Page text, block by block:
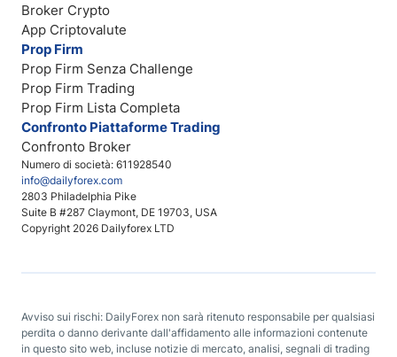
Numero di società: 611928540
info@dailyforex.com
2803 Philadelphia Pike
Suite B #287 Claymont, DE 19703, USA
Copyright 2026 Dailyforex LTD
Broker Crypto
App Criptovalute
Prop Firm
Prop Firm Senza Challenge
Prop Firm Trading
Prop Firm Lista Completa
Confronto Piattaforme Trading
Confronto Broker
Avviso sui rischi: DailyForex non sarà ritenuto responsabile per qualsiasi
perdita o danno derivante dall'affidamento alle informazioni contenute
in questo sito web, incluse notizie di mercato, analisi, segnali di trading